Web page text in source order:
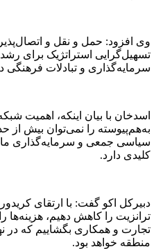
وی افزود: حمل و نقل و
تسهیل‌گرایی استراتژیک برای
سرمایه‌گذاری و تبادلات
اسدخان با بیان اینکه، اهمیت
به‌هم‌پیوسته را نمی‌توان بیش از
سیاسی جمعی و سرمایه‌گذاری
کلیدی دارد.
دبیرکل اکو گفت: با ارتقای
ترانزیت را کاهش دهیم، هزینه‌ها
تجارت و همکاری بگشاییم که در
منطقه خواهد بود.